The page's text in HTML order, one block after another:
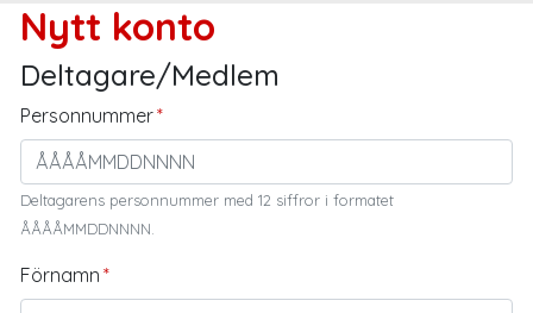
Nytt konto
Deltagare/Medlem
Personnummer
Deltagarens personnummer med 12 siffror i formatet
ÅÅÅÅMMDDNNNN.
Förnamn